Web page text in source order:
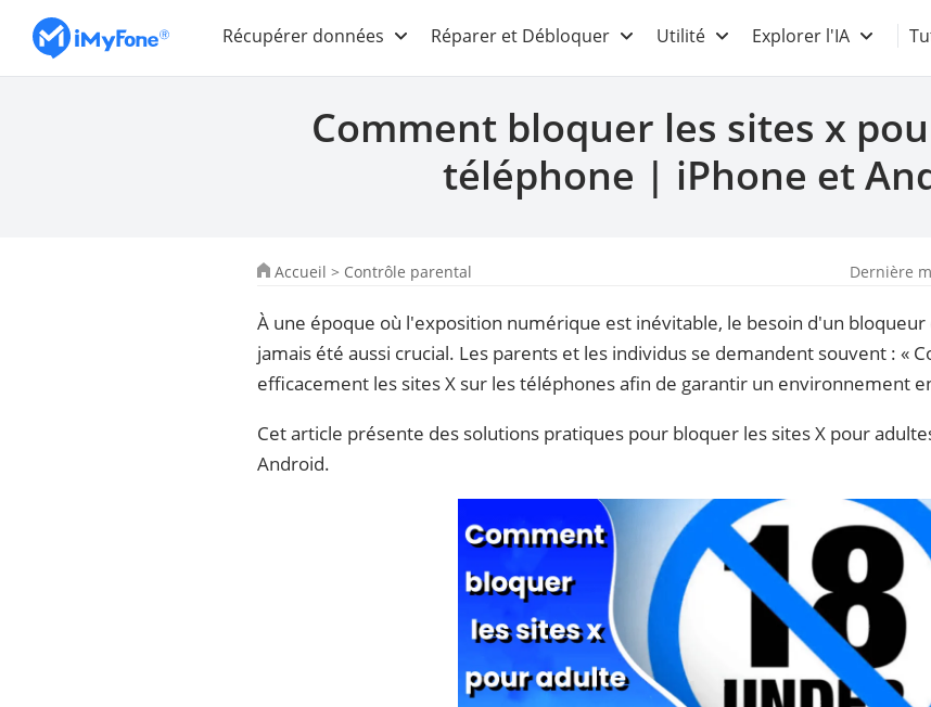
Récupérer données Réparer et Débloquer Utilité Explorer l'IA
Comment bloquer les sites x
téléphone | iPhone et
Accueil > Contrôle parental Dernière
À une époque où l'exposition numérique est inévitable, le besoin d'un
jamais été aussi crucial. Les parents et les individus se demandent souvent : «
efficacement les sites X sur les téléphones afin de garantir un environnement
Cet article présente des solutions pratiques pour bloquer les sites X pour
Android.